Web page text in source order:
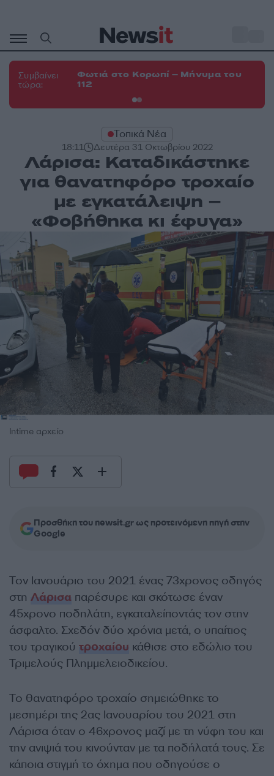
περιεχόμενο
Συμβαίνει
τώρα:
Φωτιά στο Κορωπί – Μήνυμα του
112
Τοπικά Νέα
18:11 Δευτέρα 31 Οκτωβρίου 2022
Λάρισα: Καταδικάστηκε
για θανατηφόρο τροχαίο
με εγκατάλειψη –
«Φοβήθηκα κι έφυγα»
Intime αρχείο
Προσθήκη του newsit.gr ως προτεινόμενη πηγή στην
Google
Τον Ιανουάριο του 2021 ένας 73χρονος οδηγός
στη Λάρισα παρέσυρε και σκότωσε έναν
45χρονο ποδηλάτη, εγκαταλείποντάς τον στην
άσφαλτο. Σχεδόν δύο χρόνια μετά, ο υπαίτιος
του τραγικού τροχαίου κάθισε στο εδώλιο του
Τριμελούς Πλημμελειοδικείου.
Το θανατηφόρο τροχαίο σημειώθηκε το
μεσημέρι της 2ας Ιανουαρίου του 2021 στη
Λάρισα όταν ο 46χρονος μαζί με τη νύφη του και
την ανιψιά του κινούνταν με τα ποδήλατά τους. Σε
κάποια στιγμή το όχημα που οδηγούσε ο